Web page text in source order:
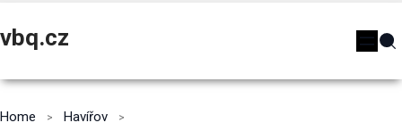
vbq.cz
Home
Havířov